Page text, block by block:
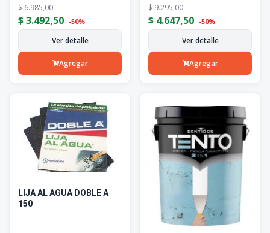
$6.985,00
$3.492,50 -50%
Ver detalle
Agregar
$9.295,00
$ 4.647,50 -50%
Ver detalle
Agregar
LIJA AL AGUA DOBLE A
150